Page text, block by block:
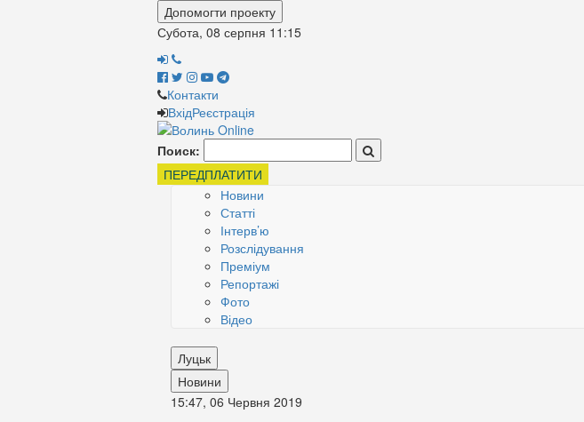
Допомогти проекту
Субота, 08 серпня 11:15
Контакти
ВхідРеєстрація
Поиск:
ПЕРЕДПЛАТИТИ
Новини
Статті
Інтерв’ю
Розслідування
Преміум
Репортажі
Фото
Відео
Луцьк
Новини
15:47, 06 Червня 2019